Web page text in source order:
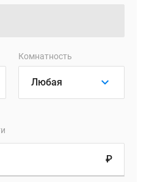
Комнатность
₽